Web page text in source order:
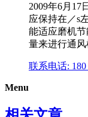
2009年6月17
应保持在／s
能适应磨机
量来进行通风
联系电话: 180
Menu